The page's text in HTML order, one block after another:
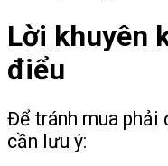
Lời khuyên
điểu
Để tránh mua phải
cần lưu ý: